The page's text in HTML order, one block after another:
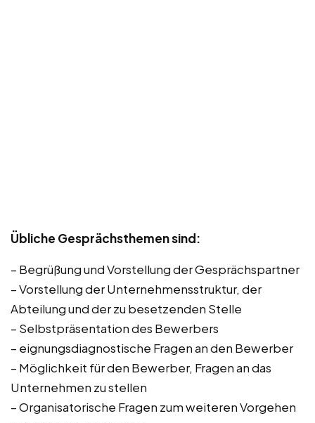
Übliche Gesprächsthemen sind:
– Begrüßung und Vorstellung der Gesprächspartner
– Vorstellung der Unternehmensstruktur, der
Abteilung und der zu besetzenden Stelle
– Selbstpräsentation des Bewerbers
– eignungsdiagnostische Fragen an den Bewerber
– Möglichkeit für den Bewerber, Fragen an das
Unternehmen zu stellen
– Organisatorische Fragen zum weiteren Vorgehen